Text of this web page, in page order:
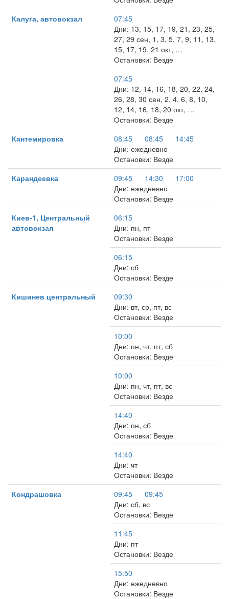
Калуга, автовокзал
07:45
Дни: 13, 15, 17, 19, 21, 23, 25,
27, 29 сен, 1, 3, 5, 7, 9, 11, 13,
15, 17, 19, 21 окт, …
Остановки: Везде
07:45
Дни: 12, 14, 16, 18, 20, 22, 24,
26, 28, 30 сен, 2, 4, 6, 8, 10,
12, 14, 16, 18, 20 окт, …
Остановки: Везде
Кантемировка
08:45 08:45
14:45
Дни: ежедневно
Остановки: Везде
Карандеевка
09:45 14:30
17:00
Дни: ежедневно
Остановки: Везде
Киев-1, Центральный
автовокзал
06:15
Дни: пн, пт
Остановки: Везде
06:15
Дни: сб
Остановки: Везде
Кишинев центральный
09:30
Дни: вт, ср, пт, вс
Остановки: Везде
10:00
Дни: пн, чт, пт, сб
Остановки: Везде
10:00
Дни: пн, чт, пт, вс
Остановки: Везде
14:40
Дни: пн, сб
Остановки: Везде
14:40
Дни: чт
Остановки: Везде
Кондрашовка
09:45
09:45
Дни: сб, вс
Остановки: Везде
11:45
Дни: пт
Остановки: Везде
15:50
Дни: ежедневно
Остановки: Везде